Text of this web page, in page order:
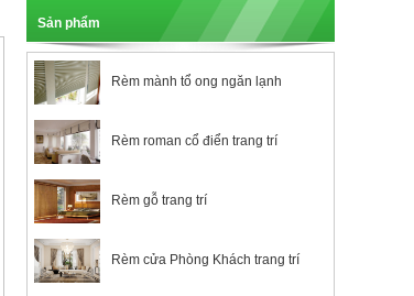
Sản phẩm
Rèm mành tổ ong ngăn lạnh
Rèm roman cổ điển trang trí
Rèm gỗ trang trí
Rèm cửa Phòng Khách trang trí